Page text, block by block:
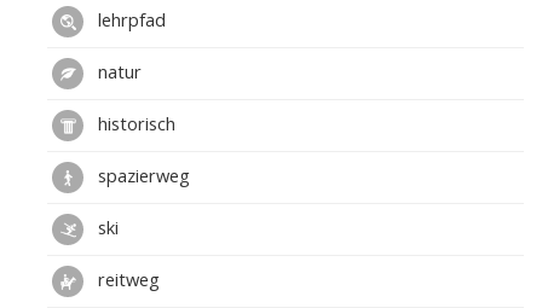
lehrpfad
natur
historisch
spazierweg
ski
reitweg